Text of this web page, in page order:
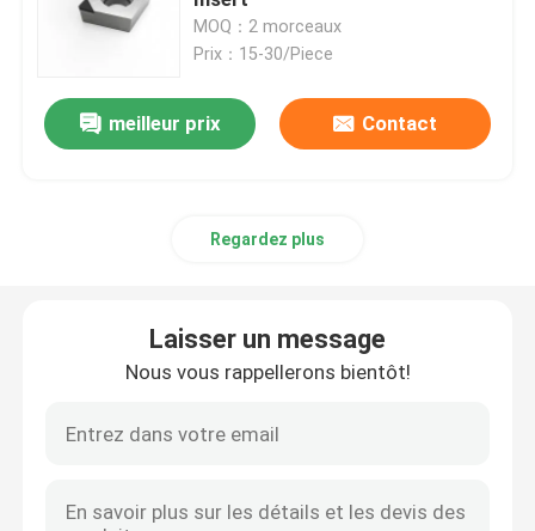
PCBN coupant des insertions
Insert CVD
Outil de coupe d'alésoir
Outils en carbure monobloc
Outils de coupe de PCD
MOQ：2 morceaux
Prix：15-30/Piece
meilleur prix Contact
Regardez plus
Laisser un message
Nous vous rappellerons bientôt!